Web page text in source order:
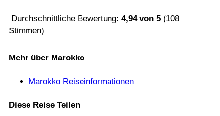
Durchschnittliche Bewertung: 4,94von 5 (108
Stimmen)
Mehr über Marokko
Marokko Reiseinformationen
Diese Reise Teilen